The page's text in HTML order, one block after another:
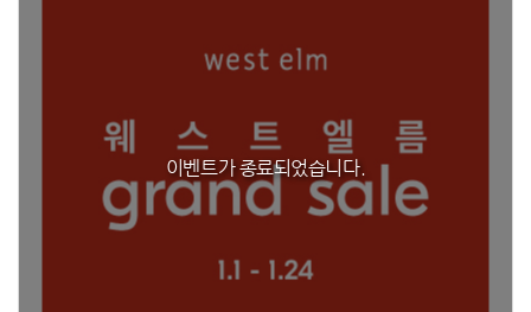
이벤트가 종료되었습니다.